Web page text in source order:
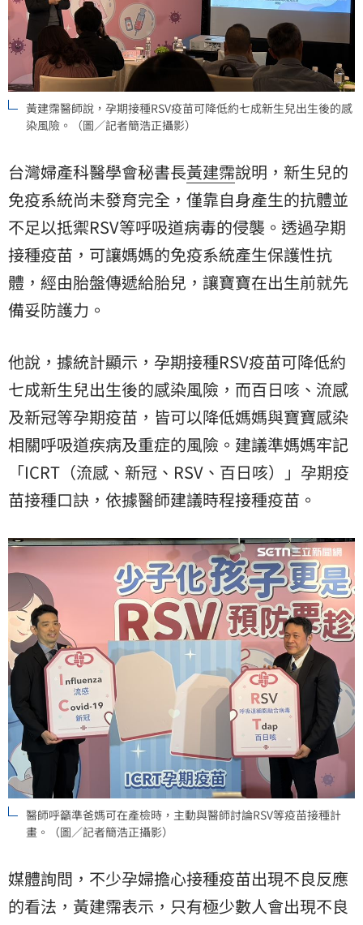
黃建霈醫師說，孕期接種RSV疫苗可降低約七成新生兒出生後的感
染風險。（圖／記者簡浩正攝影）
台灣婦產科醫學會秘書長黃建霈說明，新生兒的
免疫系統尚未發育完全，僅靠自身產生的抗體並
不足以抵禦RSV等呼吸道病毒的侵襲。透過孕期
接種疫苗，可讓媽媽的免疫系統產生保護性抗
體，經由胎盤傳遞給胎兒，讓寶寶在出生前就先
備妥防護力。
他說，據統計顯示，孕期接種RSV疫苗可降低約
七成新生兒出生後的感染風險，而百日咳、流感
及新冠等孕期疫苗，皆可以降低媽媽與寶寶感染
相關呼吸道疾病及重症的風險。建議準媽媽牢記
「ICRT（流感、新冠、RSV、百日咳）」孕期疫
苗接種口訣，依據醫師建議時程接種疫苗。
醫師呼籲準爸媽可在產檢時，主動與醫師討論RSV等疫苗接種計
畫。（圖／記者簡浩正攝影）
媒體詢問，不少孕婦擔心接種疫苗出現不良反應
的看法，黃建霈表示，只有極少數人會出現不良